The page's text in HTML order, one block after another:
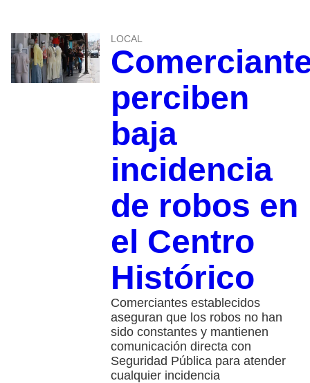
LOCAL
perciben
baja
incidencia
de robos en
el Centro
Histórico
Comerciantes establecidos
aseguran que los robos no han
sido constantes y mantienen
comunicación directa con
Seguridad Pública para atender
cualquier incidencia